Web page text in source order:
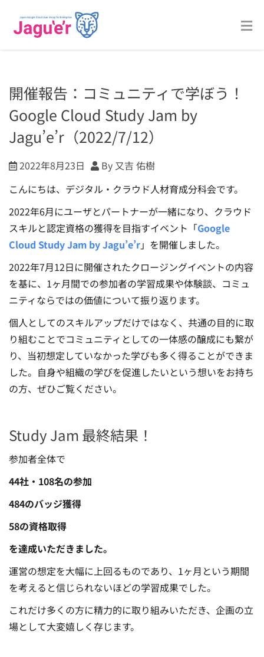
開催報告：コミュニティで学ぼう！
Google Cloud Study Jam by
Jagu’e’r（2022/7/12）
2022年8月23日
By 又吉 佑樹
こんにちは、デジタル・クラウド人材育成分科会です。
2022年6月にユーザとパートナーが一緒になり、クラウド
スキルと認定資格の獲得を目指すイベント「Google
Cloud Study Jam by Jagu’e’r」を開催しました。
2022年7月12日に開催されたクロージングイベントの内容
を基に、1ヶ月間での参加者の学習成果や体験談、コミュ
ニティならではの価値について振り返ります。
個人としてのスキルアップだけではなく、共通の目的に取
り組むことでコミュニティとしての一体感の醸成にも繋が
り、当初想定していなかった学びも多く得ることができま
した。自身や組織の学びを促進したいという想いをお持ち
の方、ぜひご覧ください。
Study Jam 最終結果！
参加者全体で
44社・108名の参加
484のバッジ獲得
58の資格取得
を達成いただきました。
運営の想定を大幅に上回るものであり、1ヶ月という期間
を考えると信じられないほどの学習成果でした。
これだけ多くの方に精力的に取り組みいただき、企画の立
場として大変嬉しく存じます。